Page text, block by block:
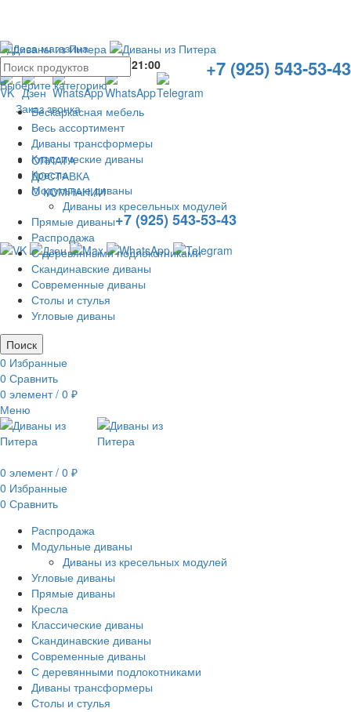
Адреса магазина
+7 (925) 543-53-43
Без выходных с10:00 21:00
Заказ звонка
ОПЛАТА
ДОСТАВКА
О КОМПАНИИ
+7 (925) 543-53-43
Выберите категорию
Бескаркасная мебель
Весь ассортимент
Диваны трансформеры
Классические диваны
Кресла
Модульные диваны
Диваны из кресельных модулей
Прямые диваны
Распродажа
С деревянными подлокотниками
Скандинавские диваны
Современные диваны
Столы и стулья
Угловые диваны
Поиск
0 Избранные
0 Сравнить
0 элемент / 0 ₽
Меню
0 элемент / 0 ₽
0 Избранные
0 Сравнить
Распродажа
Модульные диваны
Диваны из кресельных модулей
Угловые диваны
Прямые диваны
Кресла
Классические диваны
Скандинавские диваны
Современные диваны
С деревянными подлокотниками
Диваны трансформеры
Столы и стулья